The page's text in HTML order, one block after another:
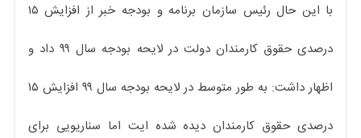
با این حال رئیس سازمان برنامه و بودجه خبر از افزایش ۱۵
درصدی حقوق کارمندان دولت در لایحه بودجه سال ۹۹ داد و
اظهار داشت: به طور متوسط در لایحه بودجه سال ۹۹ افزایش ۱۵
درصدی حقوق کارمندان دیده شده ایت اما سناریویی برای